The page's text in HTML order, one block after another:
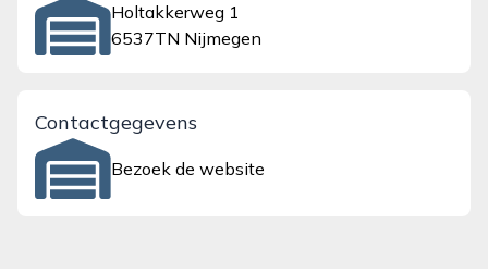
Holtakkerweg 1
6537TN Nijmegen
Contactgegevens
Bezoek de website